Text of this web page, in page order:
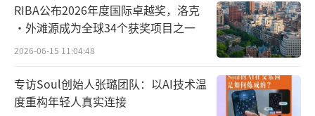
RIBA公布2026年度国际卓越奖，洛克
·外滩源成为全球34个获奖项目之一
2026-06-15 11:04:48
专访Soul创始人张璐团队：以AI技术温
度重构年轻人真实连接